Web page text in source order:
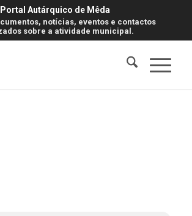
Portal Autárquico de Mêda
notícias, eventos e contactos
sobre a atividade municipal.